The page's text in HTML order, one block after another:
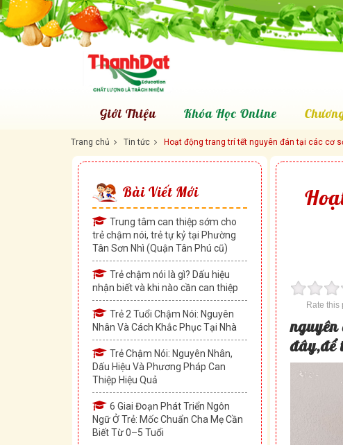
Giới Thiệu Khóa Học Online
Trang chủ Tin tức Hoạt động trang trí tết nguyên đán tại các cơ
Bài Viết Mới
Trung tâm can thiệp sớm cho
trẻ chậm nói, trẻ tự kỷ tại Phường
Tân Sơn Nhì (Quận Tân Phú cũ)
Trẻ chậm nói là gì? Dấu hiệu
nhận biết và khi nào cần can thiệp
Trẻ 2 Tuổi Chậm Nói: Nguyên
Nhân Và Cách Khắc Phục Tại Nhà
Trẻ Chậm Nói: Nguyên Nhân,
Dấu Hiệu Và Phương Pháp Can
Thiệp Hiệu Quả
6 Giai Đoạn Phát Triển Ngôn
Ngữ Ở Trẻ: Mốc Chuẩn Cha Mẹ Cần
Biết Từ 0–5 Tuổi
Rate this
đây,để